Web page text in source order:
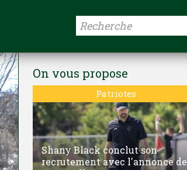
On vous propose
Patriotes
Shany Black conclut son
recrutement avec l'annonce de